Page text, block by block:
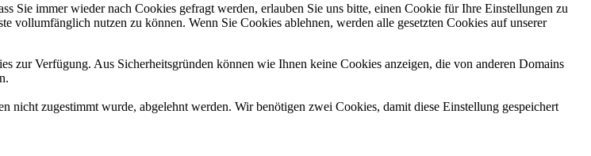
Sie immer wieder nach Cookies gefragt werden, erlauben Sie uns bitte, einen Cookie für Ihre Einstellungen zu
vollumfänglich nutzen zu können. Wenn Sie Cookies ablehnen, werden alle gesetzten Cookies auf unserer
zur Verfügung. Aus Sicherheitsgründen können wie Ihnen keine Cookies anzeigen, die von anderen Domains
zugestimmt wurde, abgelehnt werden. Wir benötigen zwei Cookies, damit diese Einstellung gespeichert